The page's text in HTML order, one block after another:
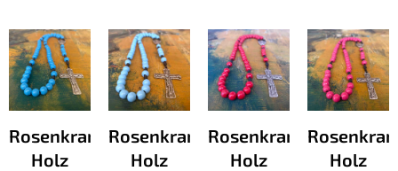
Rosenkranz
Holz
Rosenkranz
Holz
Rosenkranz
Holz
Holz